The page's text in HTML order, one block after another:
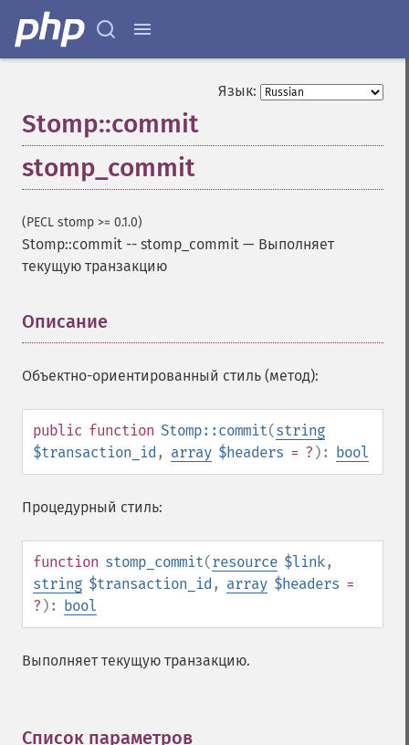
Язык:
Stomp::commit
stomp_commit
(PECL stomp >= 0.1.0)
Stomp::commit -- stomp_commit — Выполняет
текущую транзакцию
Описание
Объектно-ориентированный стиль (метод):
public function Stomp::commit(string
$transaction_id , array $headers = ? ): bool
Процедурный стиль:
function stomp_commit(resource $link,
string $transaction_id , array $headers =
? ): bool
Выполняет текущую транзакцию.
Список параметров